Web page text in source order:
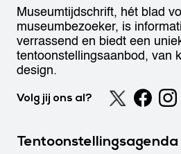
Museumtijdschrift, hét blad
museumbezoeker, is
verrassend en biedt een
tentoonstellingsaanbod, van
design.
Volg jij ons al?
Tentoonstellingsagenda